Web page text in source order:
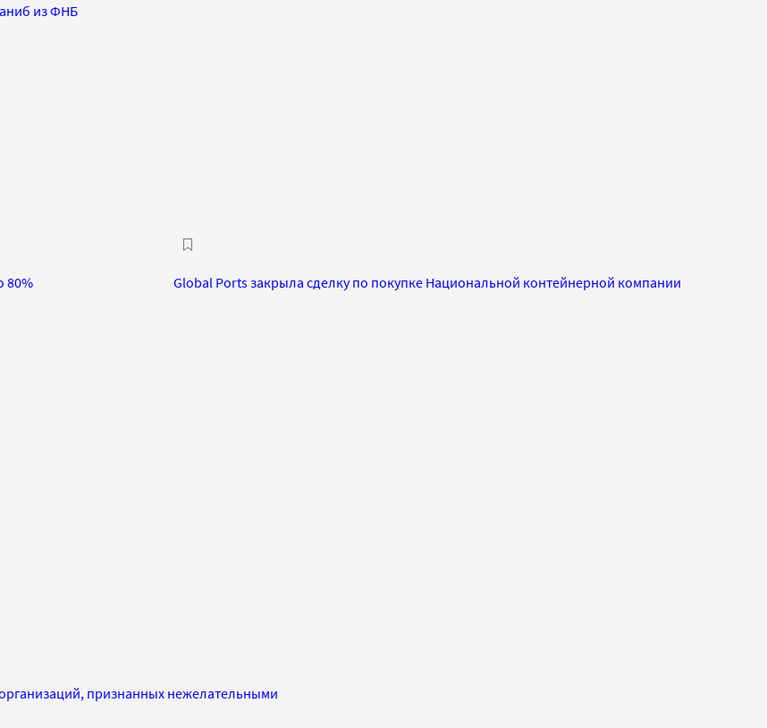
из ФНБ
80% Global Ports закрыла сделку по покупке Национальной контейнерной компании
признанных нежелательными